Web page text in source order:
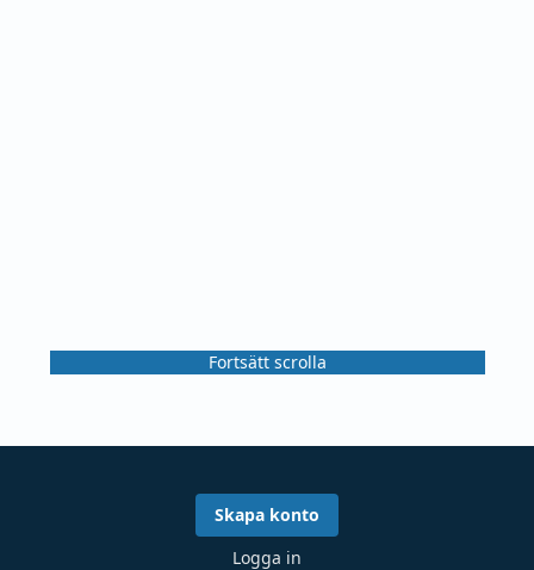
Fortsätt scrolla
Skapa konto
Logga in